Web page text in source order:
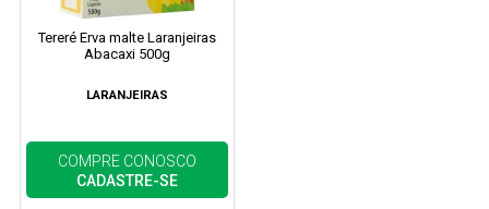
Tereré Erva malte Laranjeiras
Abacaxi 500g
LARANJEIRAS
COMPRE CONOSCO
CADASTRE-SE